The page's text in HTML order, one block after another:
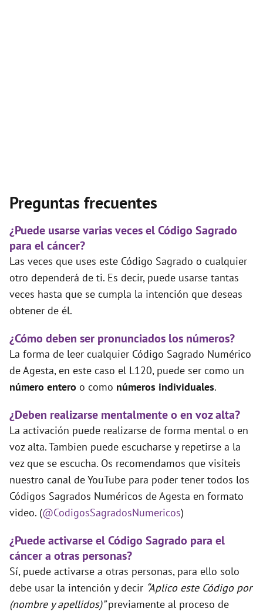
Preguntas frecuentes
¿Puede usarse varias veces el Código Sagrado
para el cáncer?
Las veces que uses este Código Sagrado o cualquier
otro dependerá de ti. Es decir, puede usarse tantas
veces hasta que se cumpla la intención que deseas
obtener de él.
¿Cómo deben ser pronunciados los números?
La forma de leer cualquier Código Sagrado Numérico
de Agesta, en este caso el L120, puede ser como un
número entero o como números individuales.
¿Deben realizarse mentalmente o en voz alta?
La activación puede realizarse de forma mental o en
voz alta. Tambien puede escucharse y repetirse a la
vez que se escucha. Os recomendamos que visiteis
nuestro canal de YouTube para poder tener todos los
Códigos Sagrados Numéricos de Agesta en formato
video. (@CodigosSagradosNumericos)
¿Puede activarse el Código Sagrado para el
cáncer a otras personas?
Sí, puede activarse a otras personas, para ello solo
debe usar la intención y decir “Aplico este Código por
(nombre y apellidos)”previamente al proceso de